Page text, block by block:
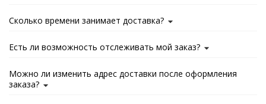
Сколько времени занимает доставка?
Есть ли возможность отслеживать мой заказ?
Можно ли изменить адрес доставки после оформления
заказа?